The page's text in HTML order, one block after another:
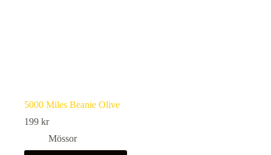
5000 Miles Beanie Olive
199 kr
Mössor